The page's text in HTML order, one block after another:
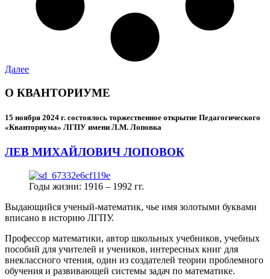
Далее
О КВАНТОРИУМЕ
15 ноября 2024 г. состоялось торжественное открытие Педагогического
«Кванториума» ЛГПУ имени Л.М. Лоповка
ЛЕВ МИХАЙЛОВИЧ ЛОПОВОК
Годы жизни: 1916 – 1992 гг.
Выдающийся ученый-математик, чье имя золотыми буквами
вписано в историю ЛГПУ.
Профессор математики, автор школьных учебников, учебных
пособий для учителей и учеников, интересных книг для
внеклассного чтения, один из создателей теории проблемного
обучения и развивающей системы задач по математике.